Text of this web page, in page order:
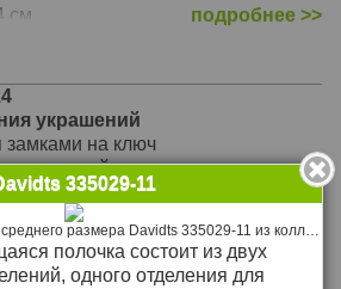
см
подробнее >>
украшений
замками на ключ
отделений для хранения
зеркало, 2 съёмных отделения
см
подробнее >>
335029-11
Шкатулка для украшений среднего размера Davidts 335029-11 из коллекции Gatsby. Внешняя отделка из розовой экокожи прекрасно сочетается с внутренней отделкой из светло-розового вельвета.
полочка состоит из двух
одного отделения для